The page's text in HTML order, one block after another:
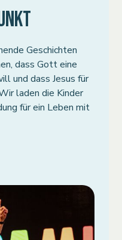
Geschichten
dass Gott eine
und dass Jesus für
laden die Kinder
für ein Leben mit